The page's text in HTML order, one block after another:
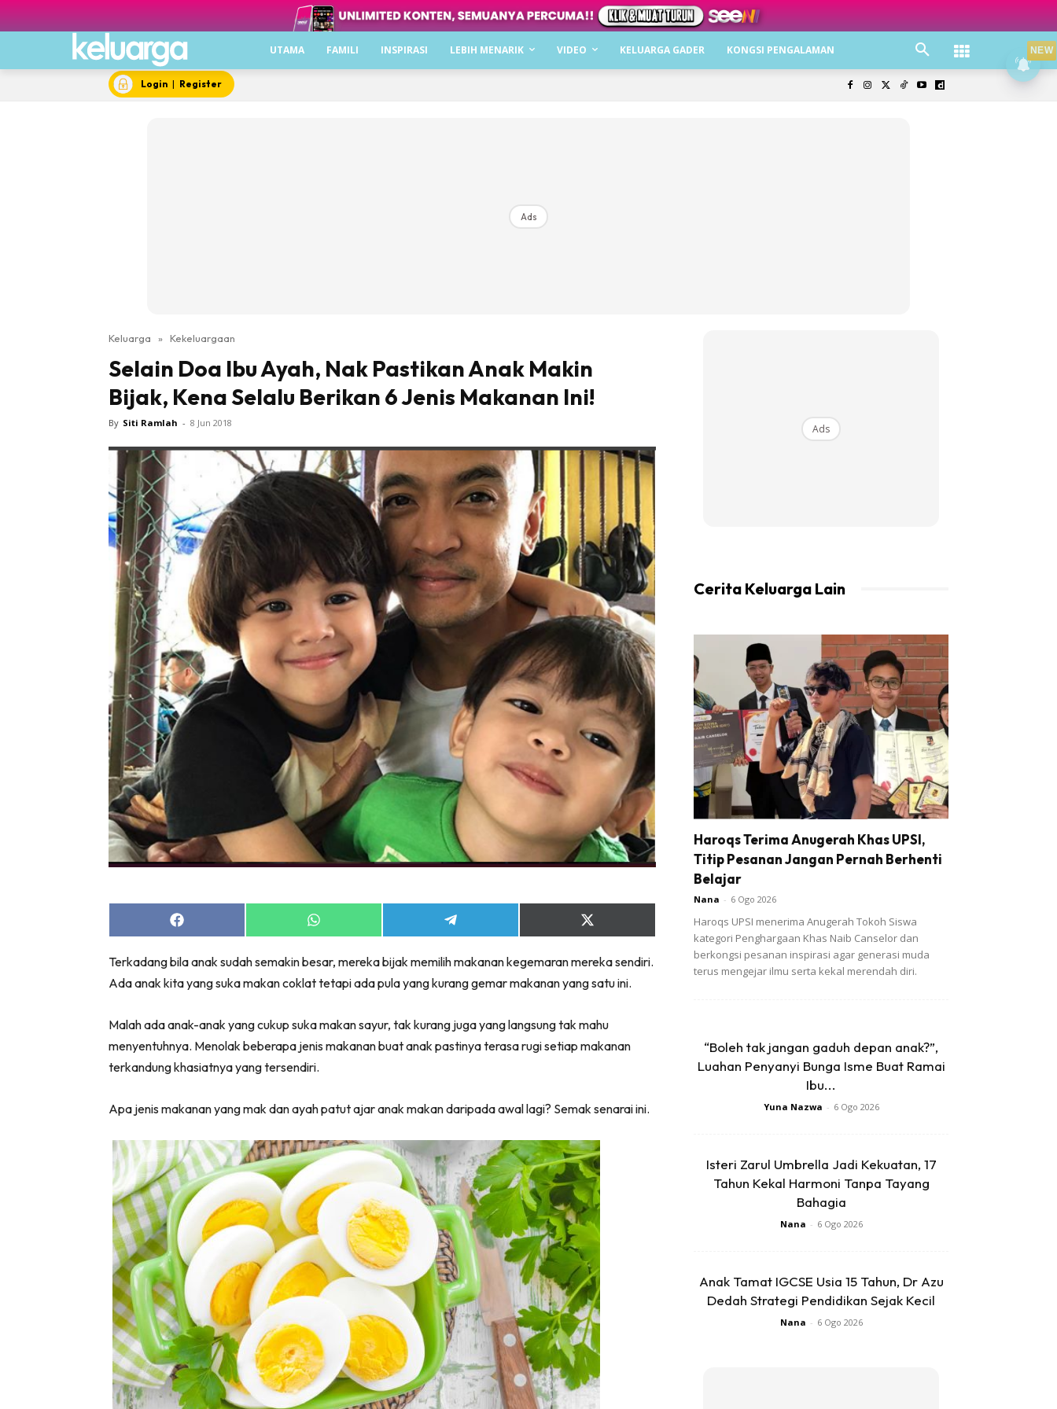
UTAMA FAMILI INSPIRASI LEBIH MENARIK VIDEO KELUARGA GADER KONGSI PENGALAMAN
Login | Register
Ads
Keluarga » Kekeluargaan
Selain Doa Ibu Ayah, Nak Pastikan Anak Makin
Bijak, Kena Selalu Berikan 6 Jenis Makanan Ini!
By Siti Ramlah - 8 Jun 2018
Share
on
Share
on
Share
on
Share
on
(Twitter)
Terkadang bila anak sudah semakin besar, mereka bijak memilih makanan kegemaran mereka sendiri.
Ada anak kita yang suka makan coklat tetapi ada pula yang kurang gemar makanan yang satu ini.
Malah ada anak-anak yang cukup suka makan sayur, tak kurang juga yang langsung tak mahu
menyentuhnya. Menolak beberapa jenis makanan buat anak pastinya terasa rugi setiap makanan
terkandung khasiatnya yang tersendiri.
Apa jenis makanan yang mak dan ayah patut ajar anak makan daripada awal lagi? Semak senarai ini.
Ads
Cerita Keluarga Lain
Haroqs Terima Anugerah Khas UPSI,
Titip Pesanan Jangan Pernah Berhenti
Belajar
Nana - 6 Ogo 2026
Haroqs UPSI menerima Anugerah Tokoh Siswa
kategori Penghargaan Khas Naib Canselor dan
berkongsi pesanan inspirasi agar generasi muda
terus mengejar ilmu serta kekal merendah diri.
“Boleh tak jangan gaduh depan anak?”,
Luahan Penyanyi Bunga Isme Buat Ramai
Ibu...
Yuna Nazwa - 6 Ogo 2026
Isteri Zarul Umbrella Jadi Kekuatan, 17
Tahun Kekal Harmoni Tanpa Tayang
Bahagia
Nana - 6 Ogo 2026
Anak Tamat IGCSE Usia 15 Tahun, Dr Azu
Dedah Strategi Pendidikan Sejak Kecil
Nana - 6 Ogo 2026
NEW